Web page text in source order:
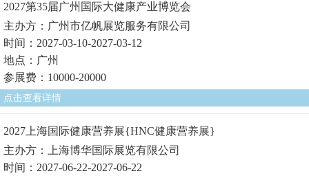
2027第35届广州国际大健康产业博览会
主办方：广州市亿帆展览服务有限公司
时间：2027-03-10-2027-03-12
地点：广州
参展费：10000-20000
点击查看详情
2027上海国际健康营养展{HNC健康营养展}
主办方：上海博华国际展览有限公司
时间：2027-06-22-2027-06-22